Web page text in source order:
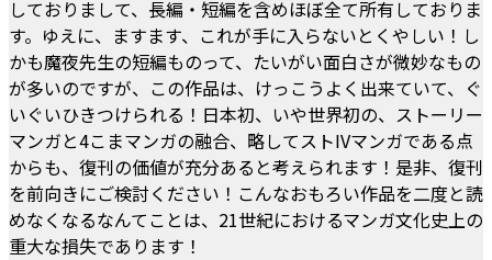
しておりまして、長編・短編を含めほぼ全て所有しておりま
す。ゆえに、ますます、これが手に入らないとくやしい！し
かも魔夜先生の短編ものって、たいがい面白さが微妙なもの
が多いのですが、この作品は、けっこうよく出来ていて、ぐ
いぐいひきつけられる！日本初、いや世界初の、ストーリー
マンガと4こまマンガの融合、略してストIVマンガである点
からも、復刊の価値が充分あると考えられます！是非、復刊
を前向きにご検討ください！こんなおもろい作品を二度と読
めなくなるなんてことは、21世紀におけるマンガ文化史上の
重大な損失であります！